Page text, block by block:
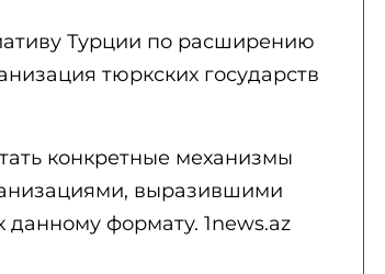
Турции по расширению
тюркских государств
конкретные механизмы
выразившими
формату. 1news.az